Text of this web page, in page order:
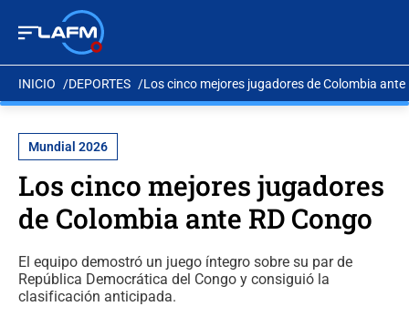
INICIO DEPORTES Los cinco mejores jugadores de Colombia ante
Mundial 2026
Los cinco mejores jugadores
de Colombia ante RD Congo
El equipo demostró un juego íntegro sobre su par de
República Democrática del Congo y consiguió la
clasificación anticipada.